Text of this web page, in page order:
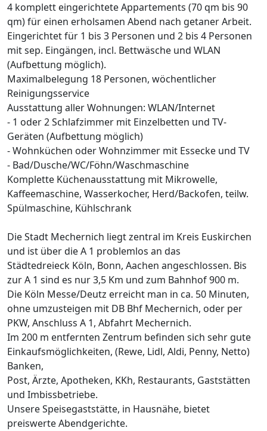
4 komplett eingerichtete Appartements (70 qm bis 90
qm) für einen erholsamen Abend nach getaner Arbeit.
Eingerichtet für 1 bis 3 Personen und 2 bis 4 Personen
mit sep. Eingängen, incl. Bettwäsche und WLAN
(Aufbettung möglich).
Maximalbelegung 18 Personen, wöchentlicher
Reinigungsservice
Ausstattung aller Wohnungen: WLAN/Internet
- 1 oder 2 Schlafzimmer mit Einzelbetten und TV-
Geräten (Aufbettung möglich)
- Wohnküchen oder Wohnzimmer mit Essecke und TV
- Bad/Dusche/WC/Föhn/Waschmaschine
Komplette Küchenausstattung mit Mikrowelle,
Kaffeemaschine, Wasserkocher, Herd/Backofen, teilw.
Spülmaschine, Kühlschrank
Die Stadt Mechernich liegt zentral im Kreis Euskirchen
und ist über die A 1 problemlos an das
Städtedreieck Köln, Bonn, Aachen angeschlossen. Bis
zur A 1 sind es nur 3,5 Km und zum Bahnhof 900 m.
Die Köln Messe/Deutz erreicht man in ca. 50 Minuten,
ohne umzusteigen mit DB Bhf Mechernich, oder per
PKW, Anschluss A 1, Abfahrt Mechernich.
Im 200 m entfernten Zentrum befinden sich sehr gute
Einkaufsmöglichkeiten, (Rewe, Lidl, Aldi, Penny, Netto)
Banken,
Post, Ärzte, Apotheken, KKh, Restaurants, Gaststätten
und Imbissbetriebe.
Unsere Speisegaststätte, in Hausnähe, bietet
preiswerte Abendgerichte.